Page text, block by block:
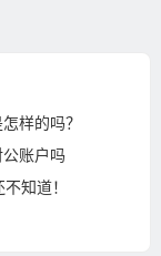
样的吗？
账户吗
知道！